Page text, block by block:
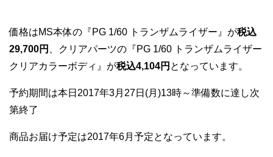
価格はMS本体の『PG 1/60 トランザムライザー』が税込
29,700円
、クリアパーツの『PG 1/60 トランザムライザー
クリアカラーボディ』が税込4,104円 となっています。
予約期間は本日2017年3月27日(月)13時～準備数に達し次
第終了
商品お届け予定は2017年6月予定となっています。